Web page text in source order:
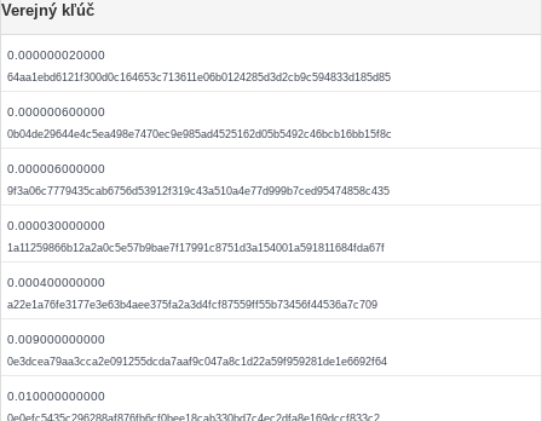
Verejný kľúč
0.000000020000
64aa1ebd6121f300d0c164653c713611e06b0124285d3d2cb9c594833d185d85
0.000000600000
0b04de29644e4c5ea498e7470ec9e985ad4525162d05b5492c46bcb16bb15f8c
0.000006000000
9f3a06c7779435cab6756d53912f319c43a510a4e77d999b7ced95474858c435
0.000030000000
1a11259866b12a2a0c5e57b9bae7f17991c8751d3a154001a591811684fda67f
0.000400000000
a22e1a76fe3177e3e63b4aee375fa2a3d4fcf87559ff55b73456f44536a7c709
0.009000000000
0e3dcea79aa3cca2e091255dcda7aaf9c047a8c1d22a59f959281de1e6692f64
0.010000000000
0e0efc5435c296288af876fb6cf0bee18cab330bd7c4ec2dfa8e169dccf833c2